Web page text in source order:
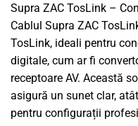
Supra ZAC TosLink –
Cablul Supra ZAC
TosLink, ideali pentru
digitale, cum ar fi
receptoare AV. Această
asigură un sunet clar,
pentru configurații